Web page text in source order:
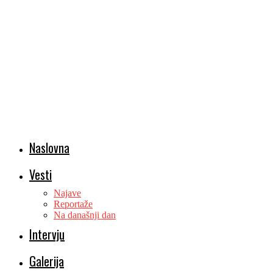
Naslovna
Vesti
Najave
Reportaže
Na današnji dan
Intervju
Galerija